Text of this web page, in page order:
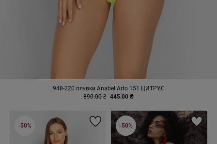
948-220 плувки Anabel Arto 151 ЦИТРУС
890.00 ₴ 445.00 ₴
-50% -50%